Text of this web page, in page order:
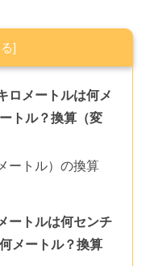
ロメートルは何メ
トル？換算（変
ートル）の換算
ートルは何センチ
メートル？換算